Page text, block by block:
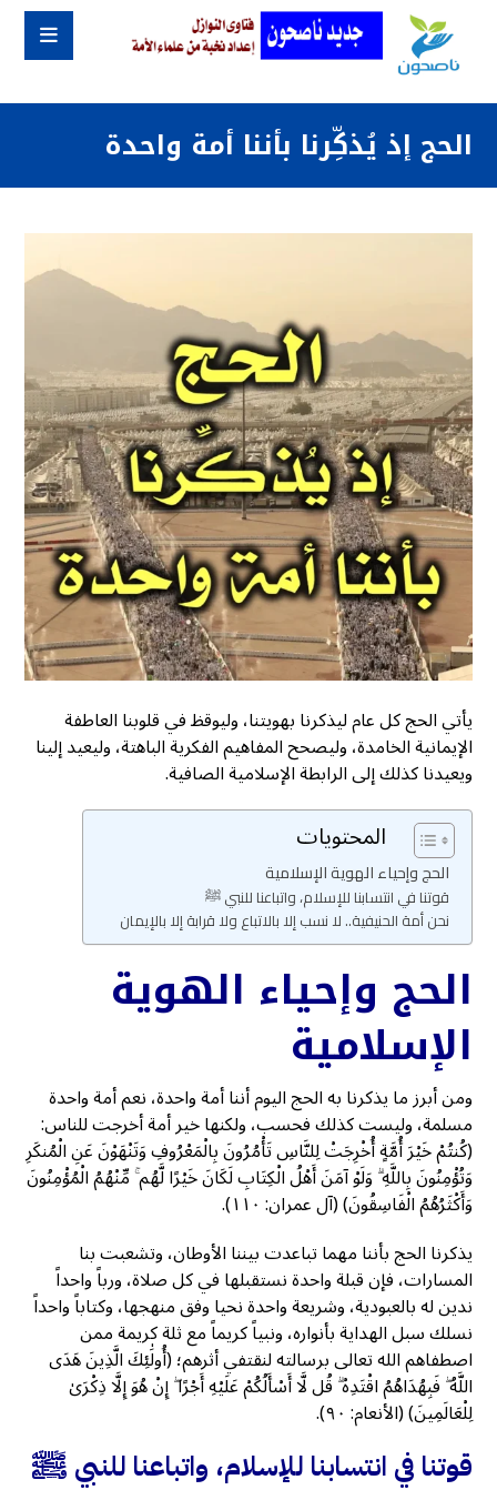
الحج إذ يُذكِّرنا بأننا أمة واحدة
يأتي الحج كل عام ليذكرنا بهويتنا، وليوقظ في قلوبنا العاطفة
الإيمانية الخامدة، وليصحح المفاهيم الفكرية الباهتة، وليعيد إلينا
ويعيدنا كذلك إلى الرابطة الإسلامية الصافية.
المحتويات
الحج وإحياء الهوية الإسلامية
قوتنا في انتسابنا للإسلام، واتباعنا للنبي ﷺ
نحن أمة الحنيفية.. لا نسب إلا بالاتباع ولا قرابة إلا بالإيمان
الحج وإحياء الهوية
الإسلامية
ومن أبرز ما يذكرنا به الحج اليوم أننا أمة واحدة، نعم أمة واحدة
مسلمة، وليست كذلك فحسب، ولكنها خير أمة أخرجت للناس:
(كُنتُمْ خَيْرَ أُمَّةٍ أُخْرِجَتْ لِلنَّاسِ تَأْمُرُونَ بِالْمَعْرُوفِ وَتَنْهَوْنَ عَنِ الْمُنكَرِ
وَتُؤْمِنُونَ بِاللَّهِ ۗ وَلَوْ آمَنَ أَهْلُ الْكِتَابِ لَكَانَ خَيْرًا لَّهُم ۚ مِّنْهُمُ الْمُؤْمِنُونَ
وَأَكْثَرُهُمُ الْفَاسِقُونَ) (آل عمران: ١١٠).
يذكرنا الحج بأننا مهما تباعدت بيننا الأوطان، وتشعبت بنا
المسارات، فإن قبلة واحدة نستقبلها في كل صلاة، ورباً واحداً
ندين له بالعبودية، وشريعة واحدة نحيا وفق منهجها، وكتاباً واحداً
نسلك سبل الهداية بأنواره، ونبياً كريماً مع ثلة كريمة ممن
اصطفاهم الله تعالى برسالته لنقتفي أثرهم؛ (أُولَٰئِكَ الَّذِينَ هَدَى
اللَّهُ ۖ فَبِهُدَاهُمُ اقْتَدِهْ ۗ قُل لَّا أَسْأَلُكُمْ عَلَيْهِ أَجْرًا ۖ إِنْ هُوَ إِلَّا ذِكْرَىٰ
لِلْعَالَمِينَ) (الأنعام: ٩٠).
قوتنا في انتسابنا للإسلام، واتباعنا للنبي ﷺ